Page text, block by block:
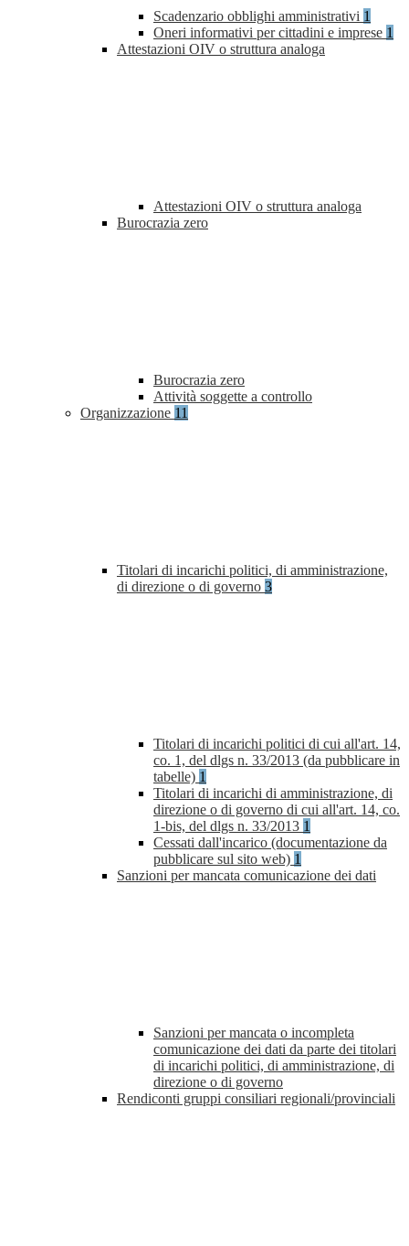
Scadenzario obblighi amministrativi 1
Oneri informativi per cittadini e imprese 1
Attestazioni OIV o struttura analoga
Attestazioni OIV o struttura analoga
Burocrazia zero
Burocrazia zero
Attività soggette a controllo
Organizzazione 11
Titolari di incarichi politici, di amministrazione,
di direzione o di governo 3
Titolari di incarichi politici di cui all'art. 14,
co. 1, del dlgs n. 33/2013 (da pubblicare in
tabelle) 1
Titolari di incarichi di amministrazione, di
direzione o di governo di cui all'art. 14, co.
1-bis, del dlgs n. 33/2013 1
Cessati dall'incarico (documentazione da
pubblicare sul sito web) 1
Sanzioni per mancata comunicazione dei dati
Sanzioni per mancata o incompleta
comunicazione dei dati da parte dei titolari
di incarichi politici, di amministrazione, di
direzione o di governo
Rendiconti gruppi consiliari regionali/provinciali